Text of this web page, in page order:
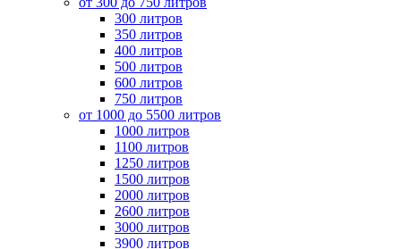
300 литров
350 литров
400 литров
500 литров
600 литров
750 литров
от 1000 до 5500 литров
1000 литров
1100 литров
1250 литров
1500 литров
2000 литров
2600 литров
3000 литров
3900 литров